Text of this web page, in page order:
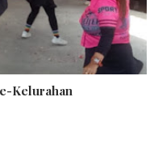
Kelurahan